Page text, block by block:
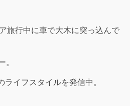
旅行中に車で大木に突っ込んで
。
イフスタイルを発信中。